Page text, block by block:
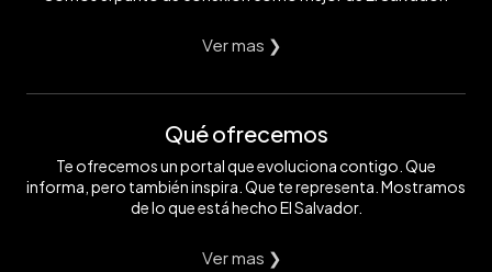
Ver mas ❯
Qué ofrecemos
Te ofrecemos un portal que evoluciona contigo. Que
informa, pero también inspira. Que te representa. Mostramos
de lo que está hecho El Salvador.
Ver mas ❯